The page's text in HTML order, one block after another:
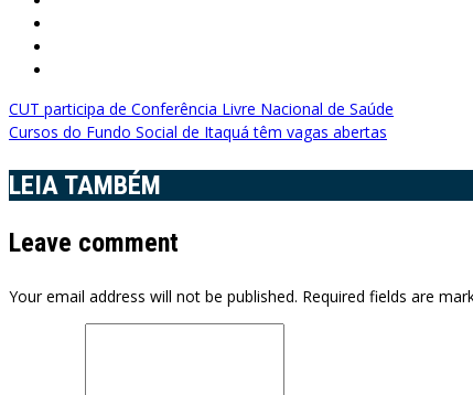
Navegação
de
Post
CUT participa de Conferência Livre Nacional de Saúde
Cursos do Fundo Social de Itaquá têm vagas abertas
LEIA TAMBÉM
Leave comment
Your email address will not be published. Required fields are